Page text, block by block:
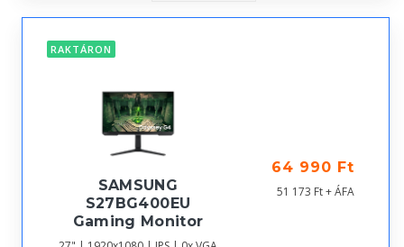
RAKTÁRON
SAMSUNG
S27BG400EU
Gaming Monitor
64 990 Ft
51 173 Ft + ÁFA